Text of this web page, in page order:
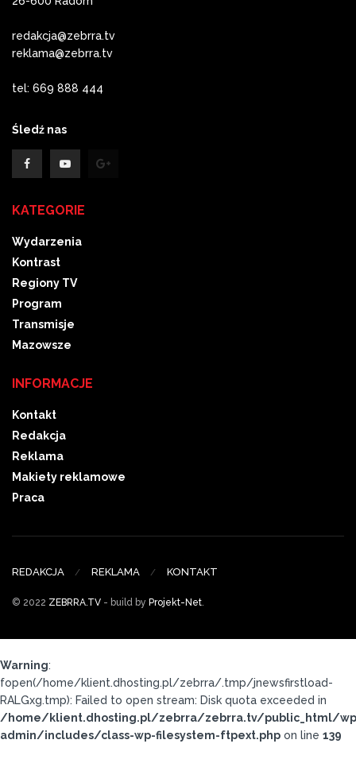
redakcja@zebrra.tv
reklama@zebrra.tv
tel: 669 888 444
Śledź nas
KATEGORIE
Wydarzenia
Kontrast
Regiony TV
Program
Transmisje
Mazowsze
INFORMACJE
Kontakt
Redakcja
Reklama
Makiety reklamowe
Praca
REDAKCJA REKLAMA KONTAKT
© 2022 ZEBRRA.TV - build by Projekt-Net.
Warning:
fopen(/home/klient.dhosting.pl/zebrra/.tmp/jnewsfirstload-
RALGxg.tmp): Failed to open stream: Disk quota exceeded in
/home/klient.dhosting.pl/zebrra/zebrra.tv/public_html/
admin/includes/class-wp-filesystem-ftpext.php on line 139